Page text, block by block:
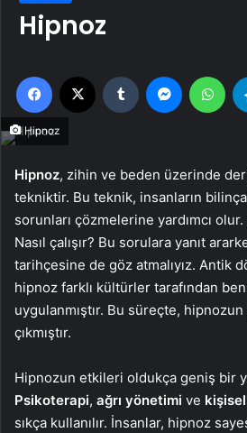
Hipnoz
Facebook Tumblr Messenger
Hipnoz
Hipnoz, zihin ve beden üzerinde
tekniktir. Bu teknik, insanların
sorunları çözmelerine yardımcı
Nasıl çalışır? Bu sorulara yanıt
tarihçesine de göz atmalıyız. Antik
hipnoz farklı kültürler tarafından
uygulanmıştır. Bu süreçte,
çıkmıştır.
Hipnozun etkileri oldukça geniş bir
Psikoterapi, ağrı yönetimi ve
sıkça kullanılır. İnsanlar, hipnoz